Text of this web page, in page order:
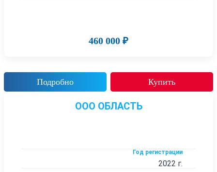
460 000 ₽
Подробно Купить
ООО ОБЛАСТЬ
Год регистрации
2022 г.